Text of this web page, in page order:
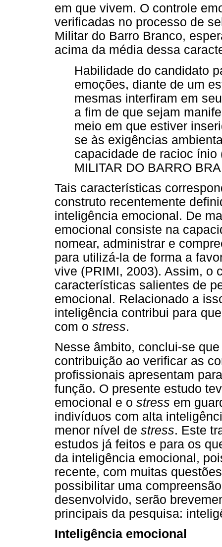
em que vivem. O controle
verificadas no processo de
Militar do Barro Branco,
acima da média dessa
Habilidade do candidato
emoções, diante de um
mesmas interfiram em
a fim de que sejam
meio em que estiver
se às exigências
capacidade de racioc ínio
MILITAR DO BARRO
Tais características
construto recentemente
inteligência emocional. De
emocional consiste na
nomear, administrar e
para utilizá-la de forma a
vive (PRIMI, 2003). Assim, o
características salientes de
emocional. Relacionado a
inteligência contribui para
com o stress.
Nesse âmbito, conclui-se
contribuição ao verificar as
profissionais apresentam
função. O presente estudo
emocional e o stress em
indivíduos com alta
menor nível de stress. Este
estudos já feitos e para os
da inteligência emocional,
recente, com muitas
possibilitar uma
desenvolvido, serão
principais da pesquisa:
Inteligência emocional